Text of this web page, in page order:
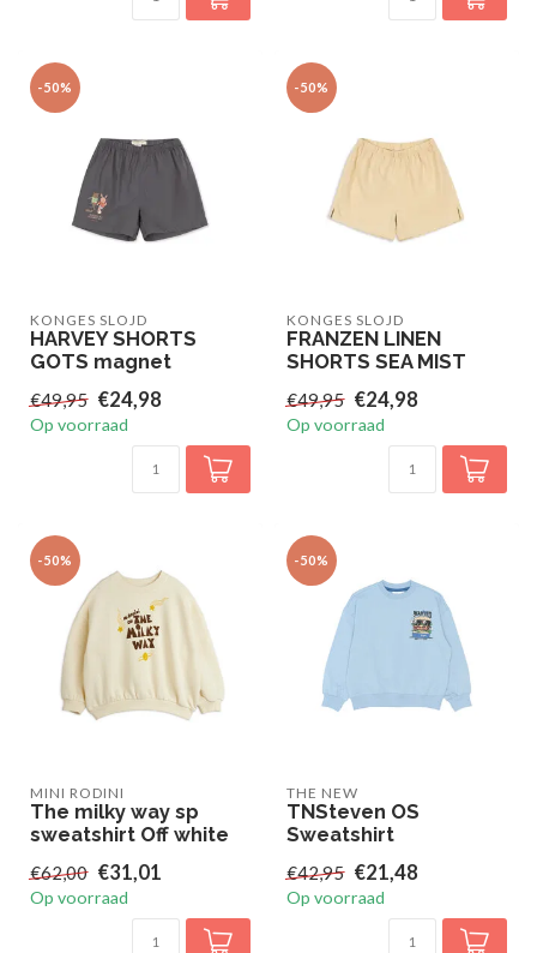
-50%
KONGES SLOJD
HARVEY SHORTS
GOTS magnet
€49,95 €24,98
Op voorraad
-50%
KONGES SLOJD
FRANZEN LINEN
SHORTS SEA MIST
€49,95 €24,98
Op voorraad
-50%
MINI RODINI
The milky way sp
sweatshirt Off white
€62,00 €31,01
Op voorraad
-50%
THE NEW
TNSteven OS
Sweatshirt
€42,95 €21,48
Op voorraad